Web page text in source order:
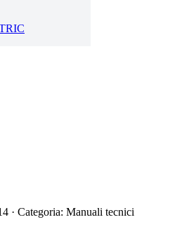
· Categoria: Manuali tecnici